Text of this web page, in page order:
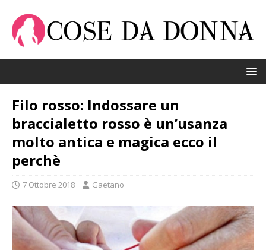
Filo rosso: Indossare un
braccialetto rosso è un’usanza
molto antica e magica ecco il
perchè
7 Ottobre 2018 Gaetano